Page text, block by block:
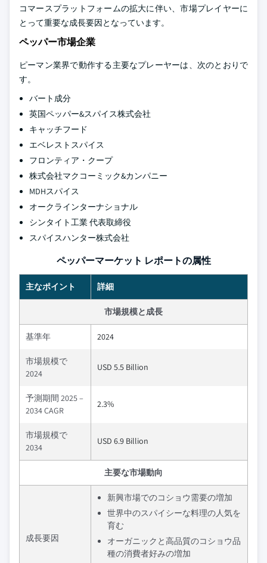
コマースプラットフォームの拡大に伴い、市場プレイヤーに
とって重要な成長要因となっています。
ペッパー市場企業
ピーマン業界で動作する主要なプレーヤーは、次のとおりで
す。
バート成分
英国ペッパー&スパイス株式会社
キャッチフード
エベレストスパイス
フロンティア・クープ
株式会社マクコーミック&カンパニー
MDHスパイス
オークラインターナショナル
シンタイト工業 代表取締役
スパイスハンター株式会社
ペッパーマーケット レポートの属性
主なポイント 詳細
市場規模と成長
基準年 2024
市場規模で
2024
USD 5.5 Billion
予測期間 2025 –
2034 CAGR
2.3%
市場規模で
2034
USD 6.9 Billion
主要な市場動向
成長要因
新興市場でのコショウ需要の増加
世界中のスパイシーな料理の人気を
育む
オーガニックと高品質のコショウ品
種の消費者好みの増加